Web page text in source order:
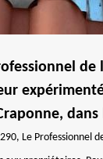
dans
Le Professionnel